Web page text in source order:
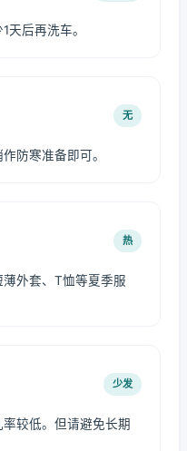
天后再洗车。
无
防寒准备即可。
热
外套、T恤等夏季服
少发
较低。但请避免长期